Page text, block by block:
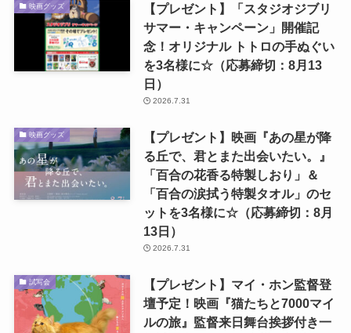
映画グッズ
【プレゼント】「スタジオジブリ
サマー・キャンペーン」開催記
念！オリジナル トトロの手ぬぐい
を3名様に☆（応募締切：8月13
日）
2026.7.31
映画グッズ
【プレゼント】映画『あの星が降
る丘で、君とまた出会いたい。』
「百合の花香る特製しおり」＆
「百合の涙拭う特製タオル」のセ
ットを3名様に☆（応募締切：8月
13日）
2026.7.31
試写会
【プレゼント】マイ・ホン監督登
壇予定！映画『猫たちと7000マイ
ルの旅』監督来日舞台挨拶付き一